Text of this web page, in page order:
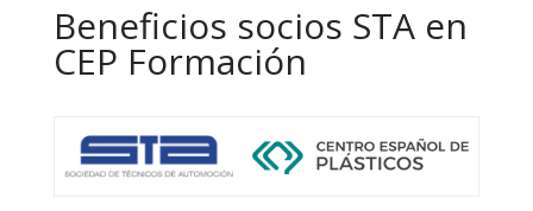
Beneficios socios STA en
CEP Formación